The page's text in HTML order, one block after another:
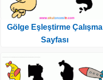
Gölge Eşleştirme Çalışma
Sayfası